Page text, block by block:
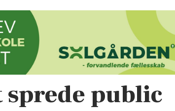
public